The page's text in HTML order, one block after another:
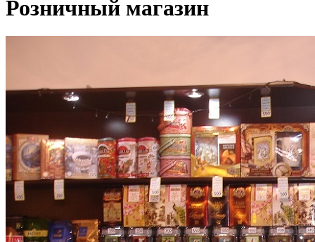
Розничный магазин